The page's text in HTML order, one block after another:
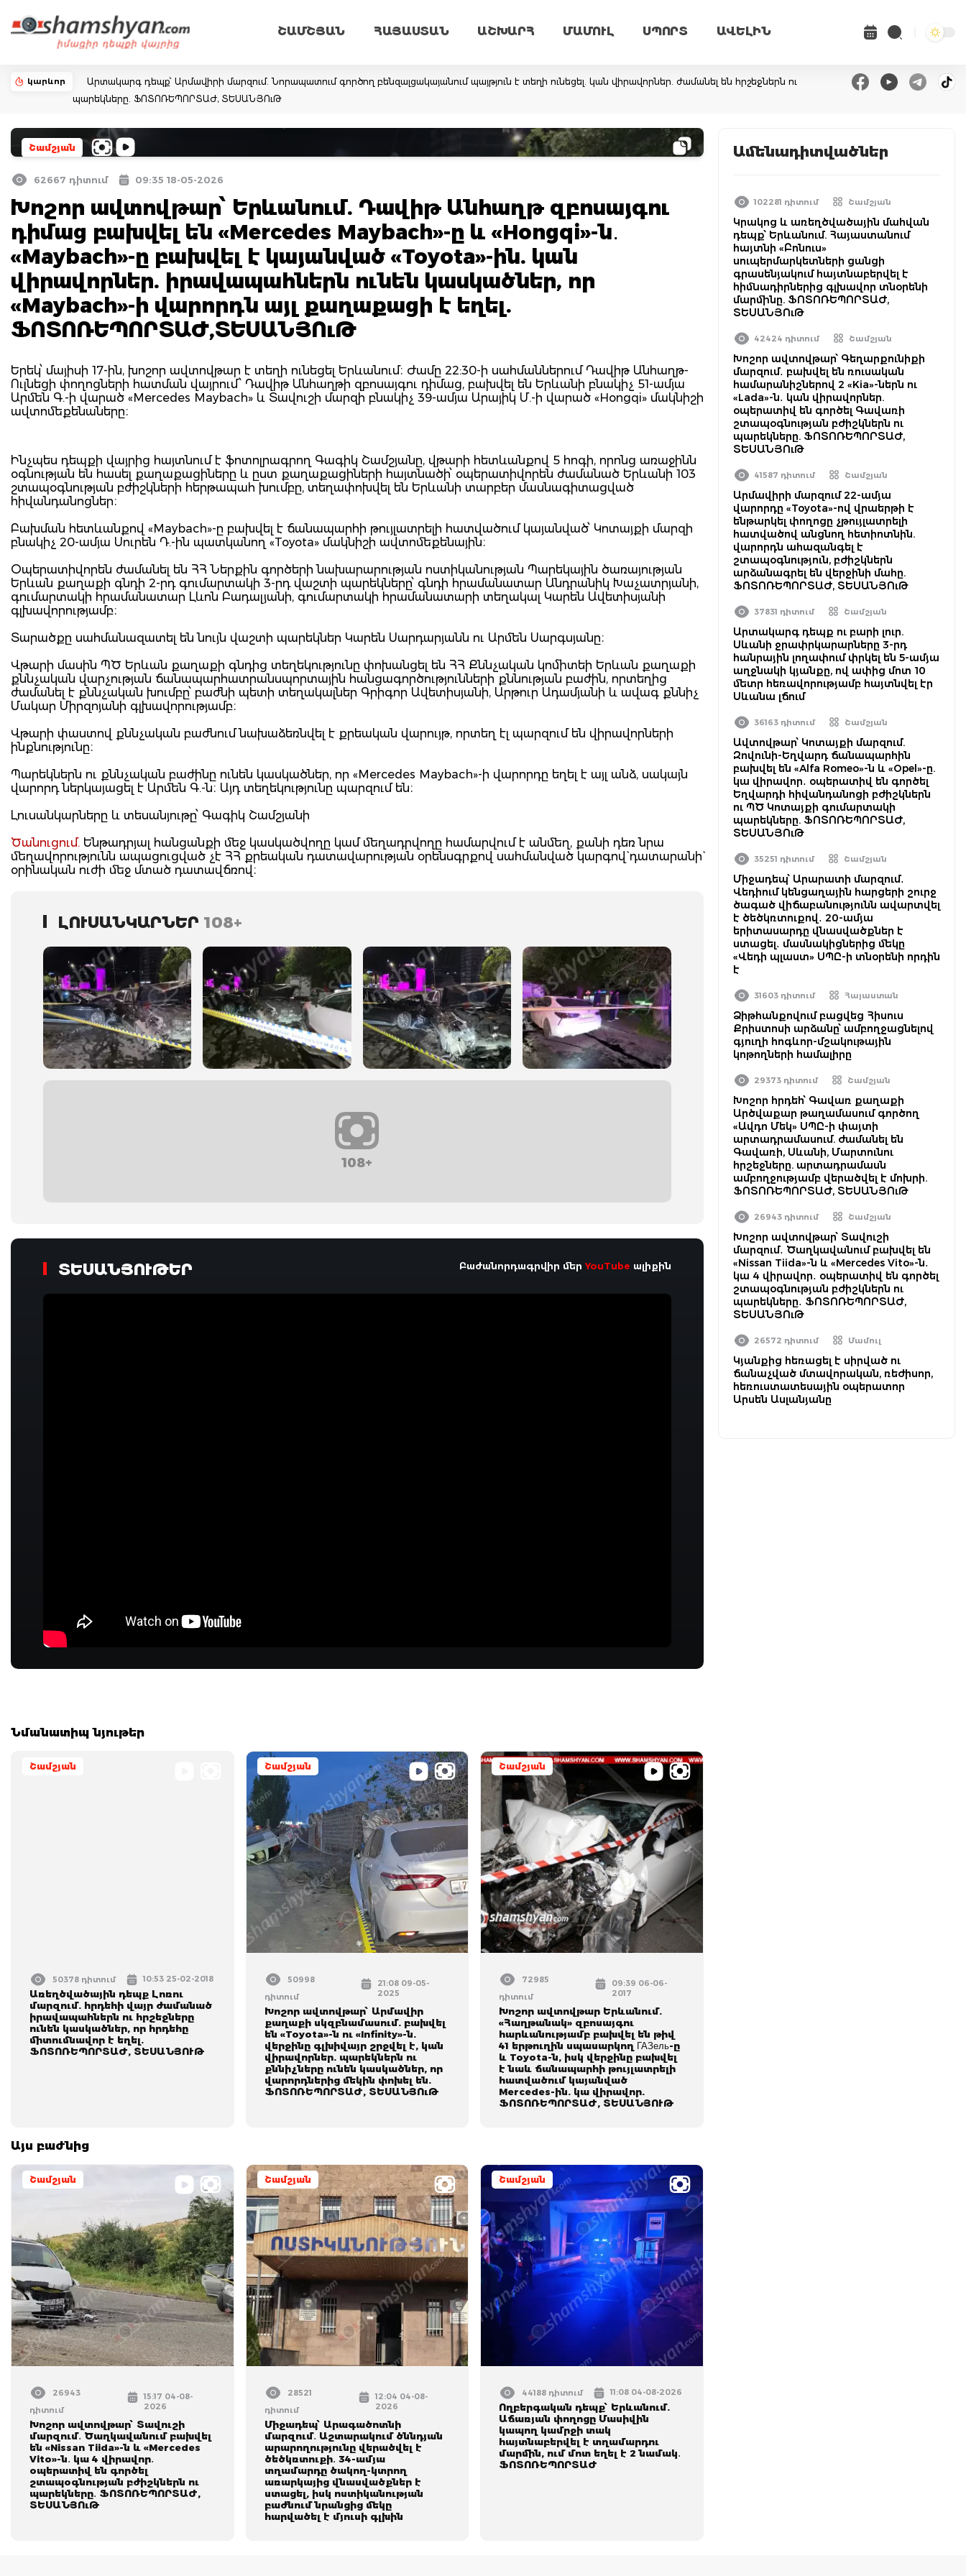
ՇԱՄՇՅԱՆ ՀԱՅԱՍՏԱՆ ԱՇԽԱՐՀ ՄԱՄՈՒԼ ՍՊՈՐՏ ԱՎԵԼԻՆ
կարևոր
Արտակարգ դեպք՝ Արմավիրի մարզում. Նորապատում գործող բենզալցակայանում պայթյուն է տեղի ունեցել. կան վիրավորներ. ժամանել են հրշեջներն ու
պարեկները. ՖՈՏՈՌԵՊՈՐՏԱԺ, ՏԵՍԱՆՅՈւԹ
Շամշյան
62667 դիտում 09:35 18-05-2026
Խոշոր ավտովթար՝ Երևանում. Դավիթ Անհաղթ զբոսայգու
դիմաց բախվել են «Mercedes Maybach»-ը և «Hongqi»-ն․
«Maybach»-ը բախվել է կայանված «Toyota»-ին. կան
վիրավորներ. իրավապահներն ունեն կասկածներ, որ
«Maybach»-ի վարորդն այլ քաղաքացի է եղել.
ՖՈՏՈՌԵՊՈՐՏԱԺ,ՏԵՍԱՆՅՈւԹ
Երեկ՝ մայիսի 17-ին, խոշոր ավտովթար է տեղի ունեցել Երևանում։ Ժամը 22:30-ի սահմաններում Դավիթ Անհաղթ-
Ուլնեցի փողոցների հատման վայրում՝ Դավիթ Անհաղթի զբոսայգու դիմաց, բախվել են Երևանի բնակիչ 51-ամյա
Արմեն Գ.-ի վարած «Mercedes Maybach» և Տավուշի մարզի բնակիչ 39-ամյա Արայիկ Մ.-ի վարած «Hongqi» մակնիշի
ավտոմեքենաները։
Ինչպես դեպքի վայրից հայտնում է ֆոտոլրագրող Գագիկ Շամշյանը, վթարի հետևանքով 5 հոգի, որոնց առաջինն
օգնության են հասել քաղաքացիները և ըստ քաղաքացիների հայտնածի՝ օպերատիվորեն ժամանած Երևանի 103
շտապօգնության բժիշկների հերթապահ խումբը, տեղափոխվել են Երևանի տարբեր մասնագիտացված
հիվանդանոցներ։
Բախման հետևանքով «Maybach»-ը բախվել է ճանապարհի թույլատրելի հատվածում կայանված՝ Կոտայքի մարզի
բնակիչ 20-ամյա Սուրեն Դ.-ին պատկանող «Toyota» մակնիշի ավտոմեքենային։
Օպերատիվորեն ժամանել են ՀՀ Ներքին գործերի նախարարության ոստիկանության Պարեկային ծառայության
Երևան քաղաքի գնդի 2-րդ գումարտակի 3-րդ վաշտի պարեկները՝ գնդի հրամանատար Անդրանիկ Խաչատրյանի,
գումարտակի հրամանատար Լևոն Բադալյանի, գումարտակի հրամանատարի տեղակալ Կարեն Ավետիսյանի
գլխավորությամբ։
Տարածքը սահմանազատել են նույն վաշտի պարեկներ Կարեն Սարդարյանն ու Արմեն Սարգսյանը։
Վթարի մասին ՊԾ Երևան քաղաքի գնդից տեղեկությունը փոխանցել են ՀՀ Քննչական կոմիտեի Երևան քաղաքի
քննչական վարչության ճանապարհատրանսպորտային հանցագործությունների քննության բաժին, որտեղից
ժամանել է քննչական խումբը՝ բաժնի պետի տեղակալներ Գրիգոր Ավետիսյանի, Արթուր Ադամյանի և ավագ քննիչ
Մակար Միրզոյանի գլխավորությամբ։
Վթարի փաստով քննչական բաժնում նախաձեռնվել է քրեական վարույթ, որտեղ էլ պարզում են վիրավորների
ինքնությունը։
Պարեկներն ու քննչական բաժինը ունեն կասկածներ, որ «Mercedes Maybach»-ի վարորդը եղել է այլ անձ, սակայն
վարորդ ներկայացել է Արմեն Գ.-ն։ Այդ տեղեկությունը պարզում են։
Լուսանկարները և տեսանյութը՝ Գագիկ Շամշյանի
Ծանուցում. Ենթադրյալ հանցանքի մեջ կասկածվողը կամ մեղադրվողը համարվում է անմեղ, քանի դեռ նրա
մեղավորությունն ապացուցված չէ ՀՀ քրեական դատավարության օրենսգրքով սահմանված կարգով` դատարանի`
օրինական ուժի մեջ մտած դատավճռով։
ԼՈՒՍԱՆԿԱՐՆԵՐ 108+
108+
ՏԵՍԱՆՅՈՒԹԵՐ Բաժանորդագրվիր մերYouTube ալիքին
Նմանատիպ նյութեր
Շամշյան
50378 դիտում 10:53 25-02-2018
Առեղծվածային դեպք Լոռու
մարզում. հրդեհի վայր ժամանած
իրավապահներն ու հրշեջները
ունեն կասկածներ, որ հրդեհը
միտումնավոր է եղել.
ՖՈՏՈՌԵՊՈՐՏԱԺ, ՏԵՍԱՆՅՈՒԹ
Շամշյան
50998
դիտում
21:08 09-05-
2025
Խոշոր ավտովթար՝ Արմավիր
քաղաքի սկզբնամասում. բախվել
են «Toyota»-ն ու «Infinity»-ն.
վերջինը գլխիվայր շրջվել է, կան
վիրավորներ. պարեկներն ու
քննիչները ունեն կասկածներ, որ
վարորդներից մեկին փոխել են.
ՖՈՏՈՌԵՊՈՐՏԱԺ, ՏԵՍԱՆՅՈւԹ
Շամշյան
72985
դիտում
09:39 06-06-
2017
Խոշոր ավտովթար Երևանում.
«Հաղթանակ» զբոսայգու
հարևանությամբ բախվել են թիվ
41 երթուղին սպասարկող ГАЗель-ը
և Toyota-ն, իսկ վերջինը բախվել
է նաև ճանապարհի թույլատրելի
հատվածում կայանված
Mercedes-ին. կա վիրավոր.
ՖՈՏՈՌԵՊՈՐՏԱԺ, ՏԵՍԱՆՅՈՒԹ
Այս բաժնից
Շամշյան
26943
դիտում
15:17 04-08-
2026
Խոշոր ավտովթար՝ Տավուշի
մարզում․ Ծաղկավանում բախվել
են «Nissan Tiida»-ն և «Mercedes
Vito»-ն․ կա 4 վիրավոր․
օպերատիվ են գործել
շտապօգնության բժիշկներն ու
պարեկները․ ՖՈՏՈՌԵՊՈՐՏԱԺ,
ՏԵՍԱՆՅՈւԹ
Շամշյան
28521
դիտում
12:04 04-08-
2026
Միջադեպ՝ Արագածոտնի
մարզում․ Աշտարակում ծննդյան
արարողությունը վերածվել է
ծեծկռտուքի․ 34-ամյա
տղամարդը ծակող-կտրող
առարկայից վնասվածքներ է
ստացել, իսկ ոստիկանության
բաժնում նրանցից մեկը
հարվածել է մյուսի գլխին
Շամշյան
44188 դիտում 11:08 04-08-2026
Ողբերգական դեպք՝ Երևանում.
Աճառյան փողոցը Մասիվին
կապող կամրջի տակ
հայտնաբերվել է տղամարդու
մարմին, ում մոտ եղել է 2 նամակ․
ՖՈՏՈՌԵՊՈՐՏԱԺ
Ամենադիտվածներ
102281 դիտում Շամշյան
Կրակոց և առեղծվածային մահվան
դեպք՝ Երևանում. Հայաստանում
հայտնի «Բոնուս»
սուպերմարկետների ցանցի
գրասենյակում հայտնաբերվել է
հիմնադիրներից գլխավոր տնօրենի
մարմինը. ՖՈՏՈՌԵՊՈՐՏԱԺ,
ՏԵՍԱՆՅՈւԹ
42424 դիտում Շամշյան
Խոշոր ավտովթար՝ Գեղարքունիքի
մարզում․ բախվել են ռուսական
համարանիշներով 2 «Kia»-ներն ու
«Lada»-ն․ կան վիրավորներ.
օպերատիվ են գործել Գավառի
շտապօգնության բժիշկներն ու
պարեկները. ՖՈՏՈՌԵՊՈՐՏԱԺ,
ՏԵՍԱՆՅՈւԹ
41587 դիտում Շամշյան
Արմավիրի մարզում 22-ամյա
վարորդը «Toyota»-ով վրաերթի է
ենթարկել փողոցը չթույլատրելի
հատվածով անցնող հետիոտնին.
վարորդն ահազանգել է
շտապօգնություն, բժիշկներն
արձանագրել են վերջինի մահը.
ՖՈՏՈՌԵՊՈՐՏԱԺ, ՏԵՍԱՆՅՈւԹ
37831 դիտում Շամշյան
Արտակարգ դեպք ու բարի լուր.
Սևանի ջրափրկարարները 3-րդ
հանրային լողափում փրկել են 5-ամյա
աղջնակի կյանքը, ով ափից մոտ 10
մետր հեռավորությամբ հայտնվել էր
Սևանա լճում
36163 դիտում Շամշյան
Ավտովթար՝ Կոտայքի մարզում.
Զովունի-Եղվարդ ճանապարհին
բախվել են «Alfa Romeo»-ն և «Opel»-ը.
կա վիրավոր․ օպերատիվ են գործել
Եղվարդի հիվանդանոցի բժիշկներն
ու ՊԾ Կոտայքի գումարտակի
պարեկները. ՖՈՏՈՌԵՊՈՐՏԱԺ,
ՏԵՍԱՆՅՈւԹ
35251 դիտում Շամշյան
Միջադեպ՝ Արարատի մարզում․
Վեդիում կենցաղային հարցերի շուրջ
ծագած վիճաբանությունն ավարտվել
է ծեծկռտուքով․ 20-ամյա
երիտասարդը վնասվածքներ է
ստացել․ մասնակիցներից մեկը
«Վեդի պլաստ» ՍՊԸ-ի տնօրենի որդին
է
31603 դիտում Հայաստան
Ձիթհանքովում բացվեց Հիսուս
Քրիստոսի արձանը՝ ամբողջացնելով
գյուղի հոգևոր-մշակութային
կոթողների համալիրը
29373 դիտում Շամշյան
Խոշոր հրդեհ՝ Գավառ քաղաքի
Արծվաքար թաղամասում գործող
«Ավդո Մեկ» ՍՊԸ-ի փայտի
արտադրամասում. ժամանել են
Գավառի, Սևանի, Մարտունու
հրշեջները. արտադրամասն
ամբողջությամբ վերածվել է մոխրի.
ՖՈՏՈՌԵՊՈՐՏԱԺ, ՏԵՍԱՆՅՈւԹ
26943 դիտում Շամշյան
Խոշոր ավտովթար՝ Տավուշի
մարզում․ Ծաղկավանում բախվել են
«Nissan Tiida»-ն և «Mercedes Vito»-ն․
կա 4 վիրավոր․ օպերատիվ են գործել
շտապօգնության բժիշկներն ու
պարեկները․ ՖՈՏՈՌԵՊՈՐՏԱԺ,
ՏԵՍԱՆՅՈւԹ
26572 դիտում Մամուլ
Կյանքից հեռացել է սիրված ու
ճանաչված մտավորական, ռեժիսոր,
հեռուստատեսային օպերատոր
Արսեն Ասլանյանը